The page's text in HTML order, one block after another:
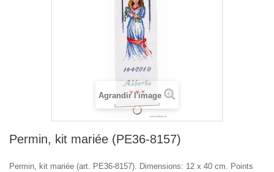
Agrandir l'image
Permin, kit mariée (PE36-8157)
Permin, kit mariée (art. PE36-8157). Dimensions: 12 x 40 cm. Points